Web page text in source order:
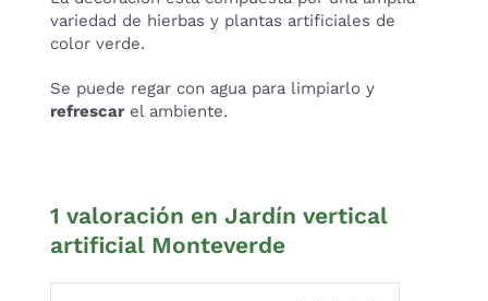
variedad de hierbas y plantas artificiales de
color verde.
Se puede regar con agua para limpiarlo y
refrescarel ambiente.
1 valoración en Jardín vertical
artificial Monteverde